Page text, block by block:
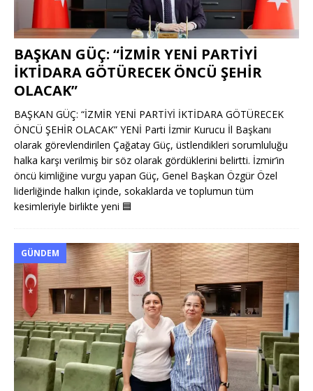
BAŞKAN GÜÇ: “İZMİR YENİ PARTİYİ
İKTİDARA GÖTÜRECEK ÖNCÜ ŞEHİR
OLACAK”
BAŞKAN GÜÇ: “İZMİR YENİ PARTİYİ İKTİDARA GÖTÜRECEK
ÖNCÜ ŞEHİR OLACAK” YENİ Parti İzmir Kurucu İl Başkanı
olarak görevlendirilen Çağatay Güç, üstlendikleri sorumluluğu
halka karşı verilmiş bir söz olarak gördüklerini belirtti. İzmir’in
öncü kimliğine vurgu yapan Güç, Genel Başkan Özgür Özel
liderliğinde halkın içinde, sokaklarda ve toplumun tüm
kesimleriyle birlikte yeni 🟦
GÜNDEM